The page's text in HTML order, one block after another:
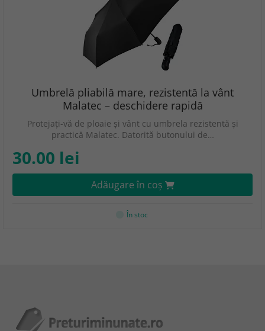
Umbrelă pliabilă mare, rezistentă la vânt
Malatec – deschidere rapidă
Protejați-vă de ploaie și vânt cu umbrela rezistentă și
practică Malatec. Datorită butonului de…
30.00 lei
Adăugare în coş
În stoc